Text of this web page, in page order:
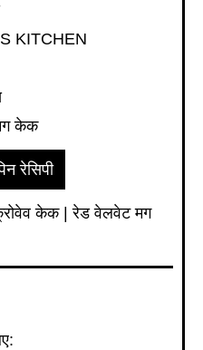
KITCHEN
केक
रेसिपी
केक | रेड वेलवेट मग